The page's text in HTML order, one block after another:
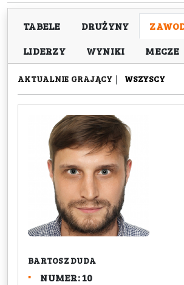
TABELE DRUŻYNY
LIDERZY
WYNIKI MECZE
AKTUALNIE GRAJĄCY | WSZYSCY
BARTOSZ DUDA
NUMER: 10